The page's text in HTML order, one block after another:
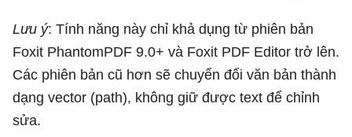
Lưu ý: Tính năng này chỉ khả dụng từ phiên bản
Foxit PhantomPDF 9.0+ và Foxit PDF Editor trở lên.
Các phiên bản cũ hơn sẽ chuyển đổi văn bản thành
dạng vector (path), không giữ được text để chỉnh
sửa.